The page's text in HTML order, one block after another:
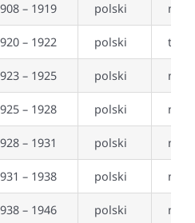
– 1919 polski nie
– 1922 polski tak
– 1925 polski nie
– 1928 polski nie
– 1931 polski nie
– 1938 polski nie
– 1946 polski nie